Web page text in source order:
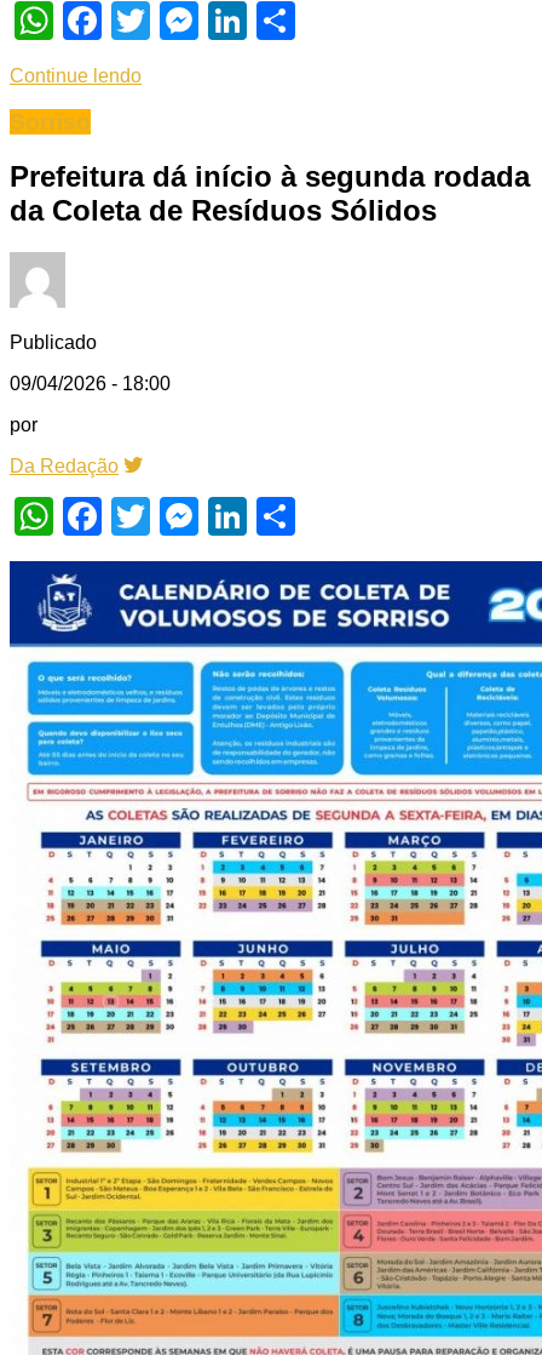
WhatsApp
Facebook
TwitterMessenger
LinkedIn
Continue lendo
Sorriso
Prefeitura dá início à segunda rodada
da Coleta de Resíduos Sólidos
Publicado
09/04/2026 - 18:00
por
Da Redação
WhatsApp
Facebook
TwitterMessenger
LinkedIn